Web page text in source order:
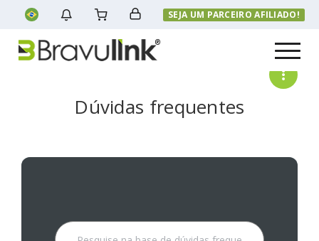
SEJA UM PARCEIRO AFILIADO!
Menu
Dúvidas frequentes